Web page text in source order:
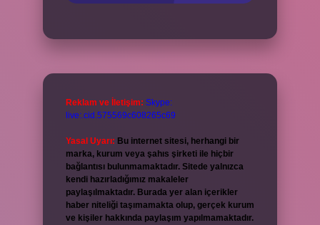
Reklam ve İletişim: Skype:
live:.cid.575569c608265c69
Yasal Uyarı: Bu internet sitesi, herhangi bir
marka, kurum veya şahıs şirketi ile hiçbir
bağlantısı bulunmamaktadır. Sitede yalnızca
kendi hazırladığımız makaleler
paylaşılmaktadır. Burada yer alan içerikler
haber niteliği taşımamakta olup, gerçek kurum
ve kişiler hakkında paylaşım yapılmamaktadır.